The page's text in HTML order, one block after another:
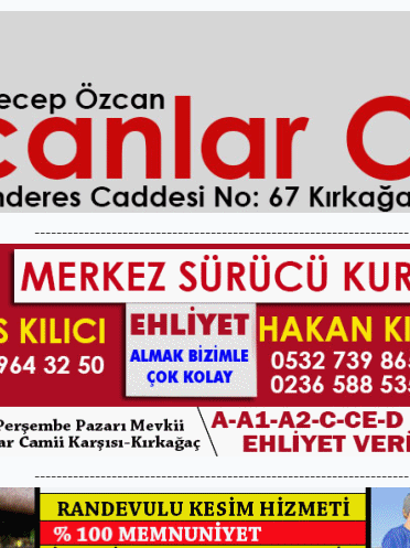
--------------------------------------------------------------------
--------------------------------------------------------------------